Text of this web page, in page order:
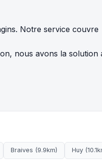
Notre service couvre
nous avons la solution
Braives (9.9km) Huy